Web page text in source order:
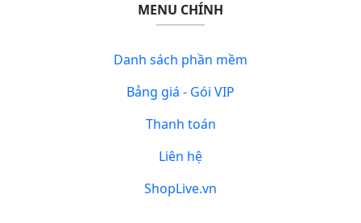
MENU CHÍNH
Danh sách phần mềm
Bảng giá - Gói VIP
Thanh toán
Liên hệ
ShopLive.vn